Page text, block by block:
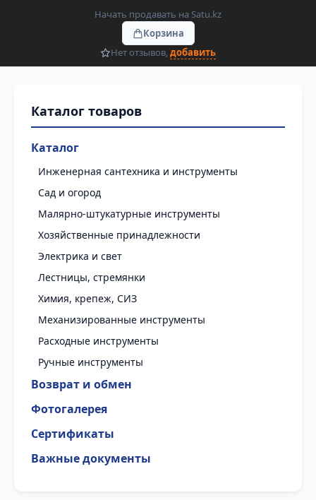
Начать продавать на Satu.kz
Корзина
Нет отзывов,добавить
Каталог
Инженерная сантехника и инструменты
Сад и огород
Малярно-штукатурные инструменты
Хозяйственные принадлежности
Электрика и свет
Лестницы, стремянки
Химия, крепеж, СИЗ
Механизированные инструменты
Расходные инструменты
Ручные инструменты
Возврат и обмен
Фотогалерея
Сертификаты
Важные документы